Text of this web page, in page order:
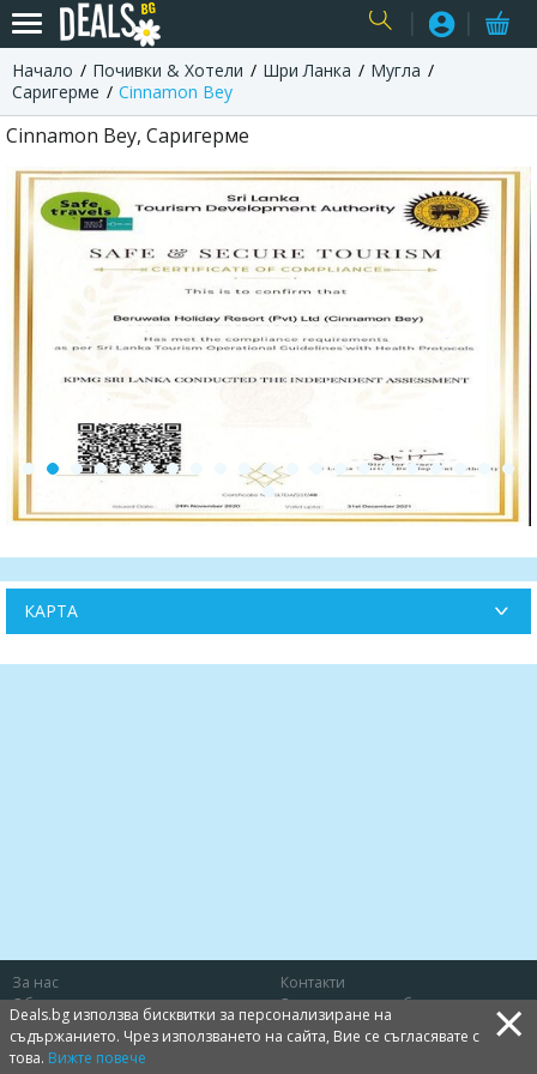
Начало Почивки & Хотели Шри Ланка
Мугла
Саригерме
Cinnamon Bey
Cinnamon Bey, Саригерме
КАРТА
За нас
Контакти
Общи условия
Защита на потребителя
Политика за лични данни
Бисквитки
Deals.bg използва бисквитки за персонализиране на
съдържанието. Чрез използването на сайта, Вие се съгласявате с
това. Вижте повече ×